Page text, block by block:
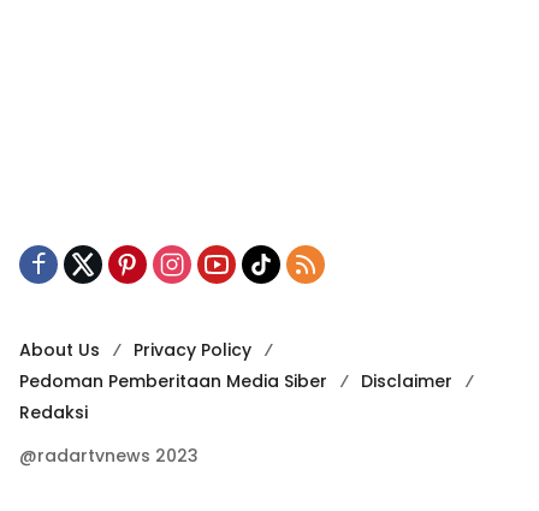
About Us
Privacy Policy
Pedoman Pemberitaan Media Siber
Disclaimer
Redaksi
@radartvnews 2023